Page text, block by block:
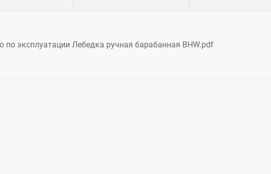
по эксплуатации Лебедка ручная барабанная BHW.pdf